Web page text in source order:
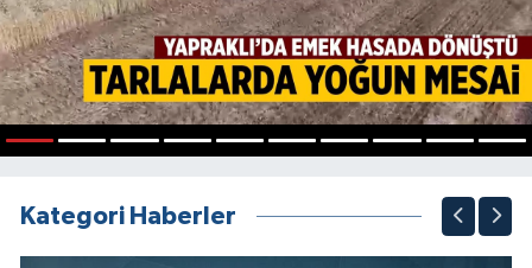
Kategori Haberler